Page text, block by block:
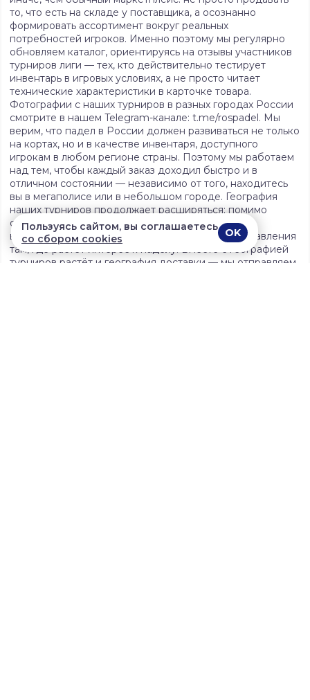
то, что есть на складе у поставщика, а осознанно
формировать ассортимент вокруг реальных
потребностей игроков. Именно поэтому мы регулярно
обновляем каталог, ориентируясь на отзывы участников
турниров лиги — тех, кто действительно тестирует
инвентарь в игровых условиях, а не просто читает
технические характеристики в карточке товара.
Фотографии с наших турниров в разных городах России
смотрите в нашем Telegram-канале: t.me/rospadel. Мы
верим, что падел в России должен развиваться не только
на кортах, но и в качестве инвентаря, доступного
игрокам в любом регионе страны. Поэтому мы работаем
над тем, чтобы каждый заказ доходил быстро и в
отличном состоянии — независимо от того, находитесь
вы в мегаполисе или в небольшом городе. География
наших турниров продолжает расширяться: помимо
основных городов лиги, мы регулярно проводим
выездные мероприятия и открываем новые направления
там, где растёт интерес к паделу. Вместе с географией
турниров растёт и география доставки — мы отправляем
Пользуясь сайтом, вы соглашаетесь
со сбором cookies
OK